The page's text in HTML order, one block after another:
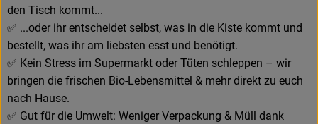
den Tisch kommt...
✅ ...oder ihr entscheidet selbst, was in die Kiste kommt und
bestellt, was ihr am liebsten esst und benötigt.
✅ Kein Stress im Supermarkt oder Tüten schleppen – wir
bringen die frischen Bio-Lebensmittel & mehr direkt zu euch
nach Hause.
✅ Gut für die Umwelt: Weniger Verpackung & Müll dank